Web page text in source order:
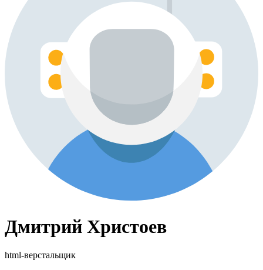
Дмитрий Христоев
html-верстальщик